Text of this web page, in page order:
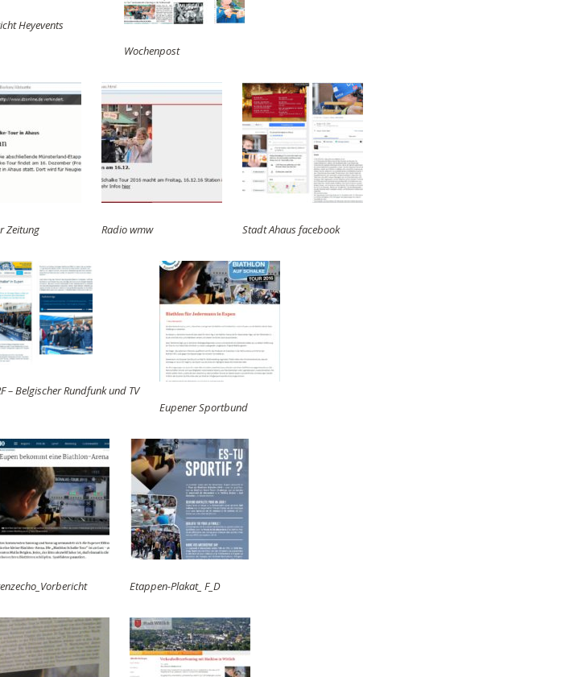
Heyevents
Wochenpost
Zeitung
Radio wmw Stadt Ahaus facebook
– Belgischer Rundfunk und TV
Eupener Sportbund
Etappen-Plakat_ F_D